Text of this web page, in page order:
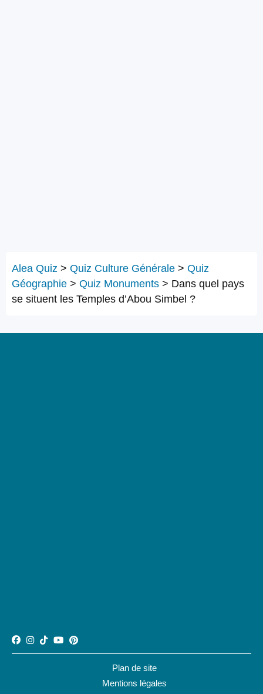
Alea Quiz > Quiz Culture Générale > Quiz
Géographie > Quiz Monuments > Dans quel pays
se situent les Temples d’Abou Simbel ?
Plan de site
Mentions légales